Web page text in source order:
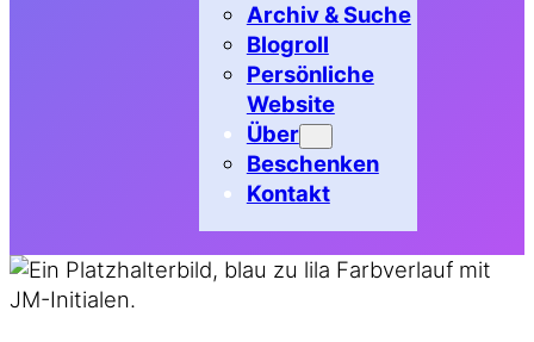
Archiv & Suche
Blogroll
Persönliche
Website
Über
Beschenken
Kontakt